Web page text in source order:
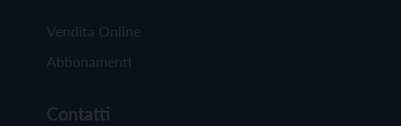
Vendita Online
Abbonamenti
Contatti